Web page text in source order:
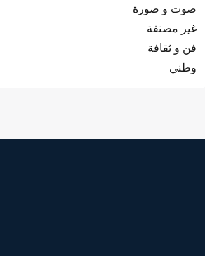
صوت و صورة
غير مصنفة
فن و ثقافة
وطني